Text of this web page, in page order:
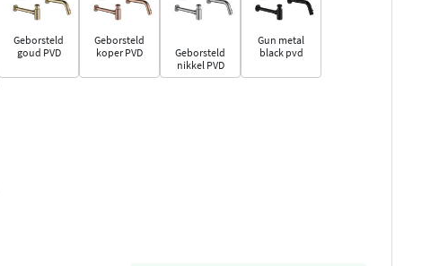
Geborsteld
goud PVD
Geborsteld
koper PVD
Geborsteld
nikkel PVD
Gun metal
black pvd